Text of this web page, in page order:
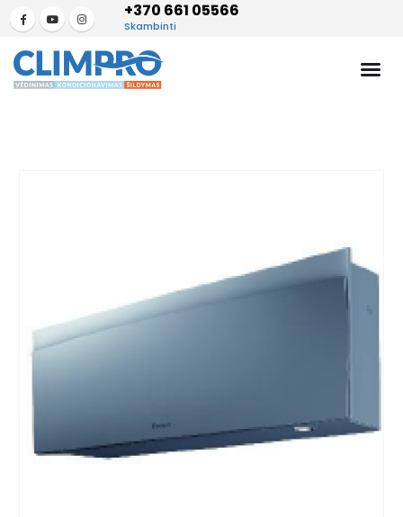
+370 661 05566
Skambinti